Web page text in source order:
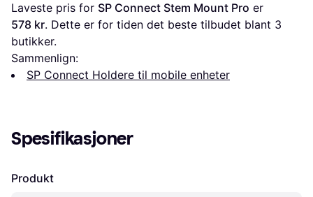
Laveste pris for SP Connect Stem Mount Pro
578 kr. Dette er for tiden det beste tilbudet blant 3
butikker.
Sammenlign:
SP Connect Holdere til mobile enheter
Spesifikasjoner
Produkt